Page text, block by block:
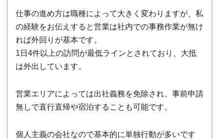
仕事の進め方は職種によって大きく変わりますが、私
の経験をお伝えすると営業は社内での事務作業が無け
れば外回りが基本です。
1日4件以上の訪問が最低ラインとされており、大抵
は外出しています。
営業エリアによっては出社義務を免除され、事前申請
無しで直行直帰や宿泊することも可能です。
個人主義の会社なので基本的に単独行動が多いです